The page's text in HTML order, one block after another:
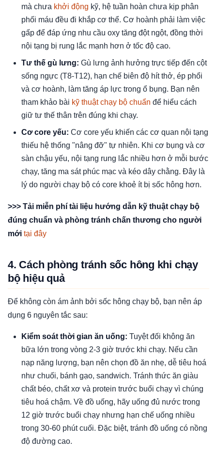
mà chưa khởi động kỹ, hệ tuần hoàn chưa kịp phân
phối máu đều đi khắp cơ thể. Cơ hoành phải làm việc
gấp để đáp ứng nhu cầu oxy tăng đột ngột, đồng thời
nội tạng bị rung lắc mạnh hơn ở tốc độ cao.
Tư thế gù lưng: Gù lưng ảnh hưởng trực tiếp đến cột
sống ngực (T8-T12), hạn chế biên độ hít thở, ép phổi
và cơ hoành, làm tăng áp lực trong ổ bụng. Bạn nên
tham khảo bài kỹ thuật chạy bộ chuẩn để hiểu cách
giữ tư thế thân trên đúng khi chạy.
Cơ core yếu: Cơ core yếu khiến các cơ quan nội tạng
thiếu hệ thống "nâng đỡ" tự nhiên. Khi cơ bụng và cơ
sàn chậu yếu, nội tạng rung lắc nhiều hơn ở mỗi bước
chạy, tăng ma sát phúc mạc và kéo dây chằng. Đây là
lý do người chạy bộ có core khoẻ ít bị sốc hông hơn.
>>> Tải miễn phí tài liệu hướng dẫn kỹ thuật chạy bộ
đúng chuẩn và phòng tránh chấn thương cho người
mới tại đây
4. Cách phòng tránh sốc hông khi chạy
bộ hiệu quả
Để không còn ám ảnh bởi sốc hông chạy bộ, bạn nên áp
dụng 6 nguyên tắc sau:
Kiểm soát thời gian ăn uống: Tuyệt đối không ăn
bữa lớn trong vòng 2-3 giờ trước khi chạy. Nếu cần
nạp năng lượng, bạn nên chọn đồ ăn nhẹ, dễ tiêu hoá
như chuối, bánh gạo, sandwich. Tránh thức ăn giàu
chất béo, chất xơ và protein trước buổi chạy vì chúng
tiêu hoá chậm. Về đồ uống, hãy uống đủ nước trong
12 giờ trước buổi chạy nhưng hạn chế uống nhiều
trong 30-60 phút cuối. Đặc biệt, tránh đồ uống có nồng
độ đường cao.